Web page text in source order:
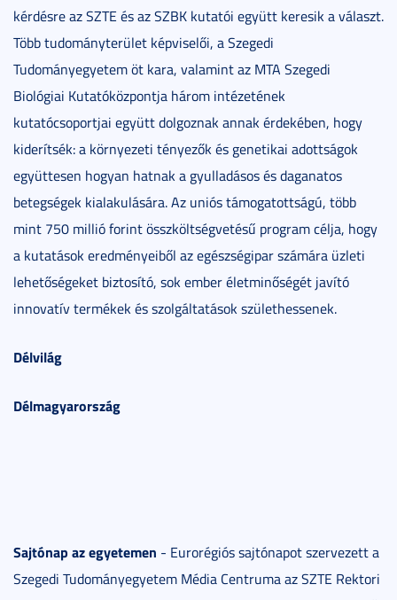
kérdésre az SZTE és az SZBK kutatói együtt keresik a választ.
Több tudományterület képviselői, a Szegedi
Tudományegyetem öt kara, valamint az MTA Szegedi
Biológiai Kutatóközpontja három intézetének
kutatócsoportjai együtt dolgoznak annak érdekében, hogy
kiderítsék: a környezeti tényezők és genetikai adottságok
együttesen hogyan hatnak a gyulladásos és daganatos
betegségek kialakulására. Az uniós támogatottságú, több
mint 750 millió forint összköltségvetésű program célja, hogy
a kutatások eredményeiből az egészségipar számára üzleti
lehetőségeket biztosító, sok ember életminőségét javító
innovatív termékek és szolgáltatások születhessenek.
Délvilág
Délmagyarország
Sajtónap az egyetemen - Eurorégiós sajtónapot szervezett a
Szegedi Tudományegyetem Média Centruma az SZTE Rektori